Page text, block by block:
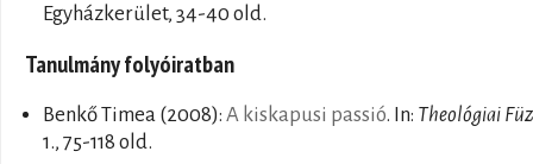
Egyházkerület, 34-40 old.
Tanulmány folyóiratban
Benkő Timea (2008): A kiskapusi passió. In: Theológiai
1., 75-118 old.